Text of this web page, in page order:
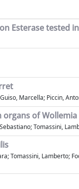
Esterase tested
Marcella; Piccin,
of
Tomassini,
Tomassini, Lamberto;